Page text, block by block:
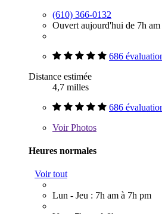
(610) 366-0132
Ouvert aujourd'hui de 7h
686
Distance estimée
4,7 milles
686
VoirPhotos
Heures normales
Voir tout
Lun - Jeu : 7h am à 7h pm